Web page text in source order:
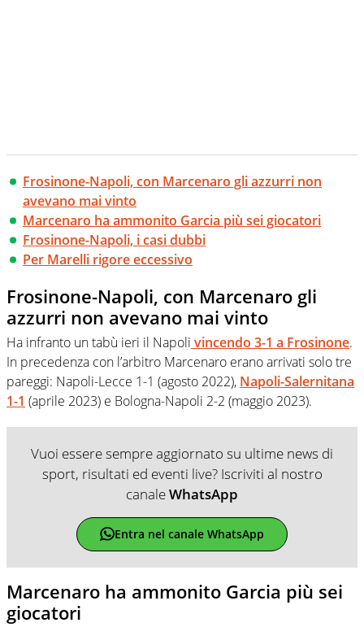
Frosinone-Napoli, con Marcenaro gli azzurri non
avevano mai vinto
Marcenaro ha ammonito Garcia più sei giocatori
Frosinone-Napoli, i casi dubbi
Per Marelli rigore eccessivo
Frosinone-Napoli, con Marcenaro gli
azzurri non avevano mai vinto
Ha infranto un tabù ieri il Napoli vincendo 3-1 a Frosinone.
In precedenza con l’arbitro Marcenaro erano arrivati solo tre
pareggi: Napoli-Lecce 1-1 (agosto 2022), Napoli-Salernitana
1-1 (aprile 2023) e Bologna-Napoli 2-2 (maggio 2023).
Vuoi essere sempre aggiornato su ultime news di
sport, risultati ed eventi live? Iscriviti al nostro
canaleWhatsApp
Entra nel canale WhatsApp
Marcenaro ha ammonito Garcia più sei
giocatori